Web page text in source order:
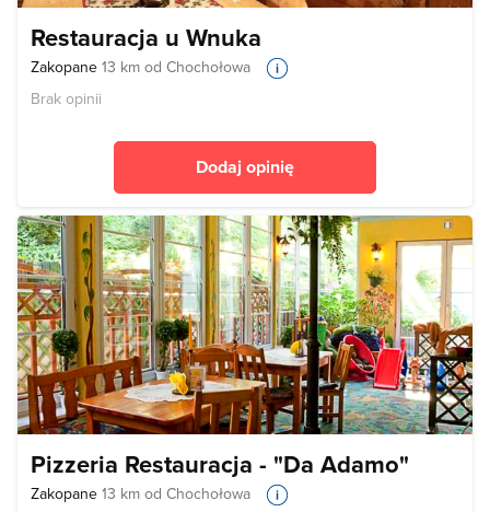
Restauracja u Wnuka
Zakopane 13 km od Chochołowa
Brak opinii
Dodaj opinię
Pizzeria Restauracja - "Da Adamo"
Zakopane 13 km od Chochołowa